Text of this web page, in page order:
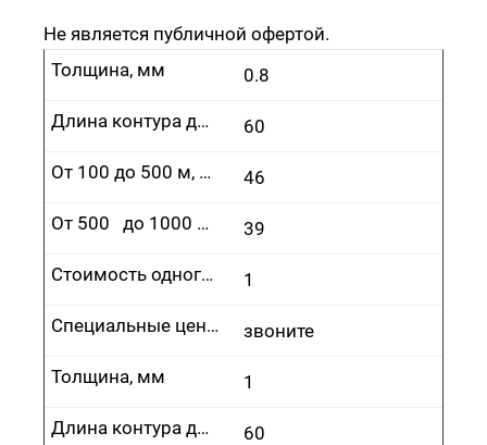
Не является публичной офертой.
0.8
Толщина, мм
60
Длина контура до 100 м, руб.
46
От 100 до 500 м, руб.
39
От 500 до 1000 м, руб.
1
Стоимость одного врезания, руб.
звоните
Специальные цены
1
Толщина, мм
60
Длина контура до 100 м, руб.